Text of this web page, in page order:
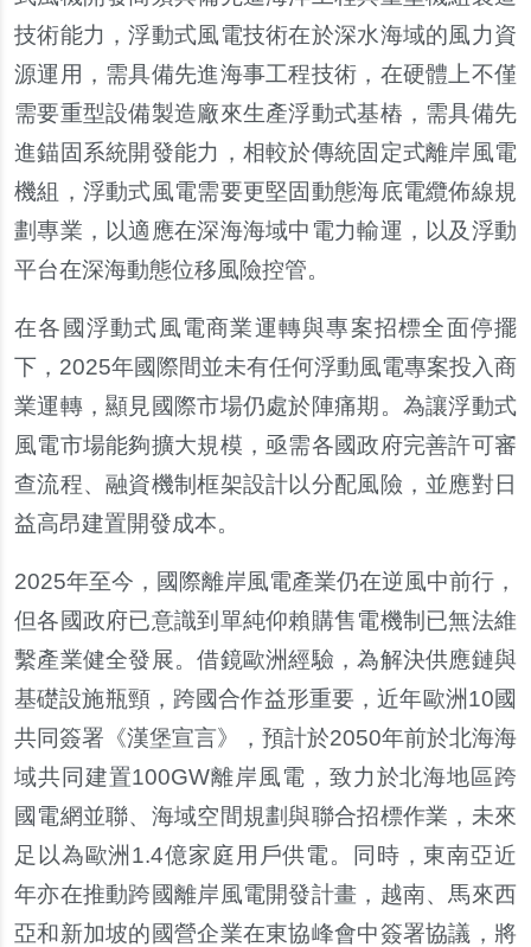
技術能力，浮動式風電技術在於深水海域的風力資
源運用，需具備先進海事工程技術，在硬體上不僅
需要重型設備製造廠來生產浮動式基樁，需具備先
進錨固系統開發能力，相較於傳統固定式離岸風電
機組，浮動式風電需要更堅固動態海底電纜佈線規
劃專業，以適應在深海海域中電力輸運，以及浮動
平台在深海動態位移風險控管。
在各國浮動式風電商業運轉與專案招標全面停擺
下，2025年國際間並未有任何浮動風電專案投入商
業運轉，顯見國際市場仍處於陣痛期。為讓浮動式
風電市場能夠擴大規模，亟需各國政府完善許可審
查流程、融資機制框架設計以分配風險，並應對日
益高昂建置開發成本。
2025年至今，國際離岸風電產業仍在逆風中前行，
但各國政府已意識到單純仰賴購售電機制已無法維
繫產業健全發展。借鏡歐洲經驗，為解決供應鏈與
基礎設施瓶頸，跨國合作益形重要，近年歐洲10國
共同簽署《漢堡宣言》，預計於2050年前於北海海
域共同建置100GW離岸風電，致力於北海地區跨
國電網並聯、海域空間規劃與聯合招標作業，未來
足以為歐洲1.4億家庭用戶供電。同時，東南亞近
年亦在推動跨國離岸風電開發計畫，越南、馬來西
亞和新加坡的國營企業在東協峰會中簽署協議，將